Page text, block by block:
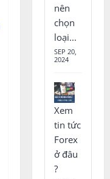
nên
chọn
loại...
SEP 20,
2024
Xem
tin tức
Forex
ở đâu
?